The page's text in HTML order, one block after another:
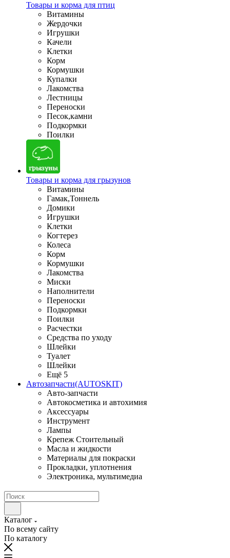
Товары и корма для птиц
Витамины
Жердочки
Игрушки
Качели
Клетки
Корм
Кормушки
Купалки
Лакомства
Лестницы
Переноски
Песок,камни
Подкормки
Поилки
Товары и корма для грызунов
Витамины
Гамак,Тоннель
Домики
Игрушки
Клетки
Когтерез
Колеса
Корм
Кормушки
Лакомства
Миски
Наполнители
Переноски
Подкормки
Поилки
Расчестки
Средства по уходу
Шлейки
Туалет
Шлейки
Ещё 5
Автозапчасти(AUTOSKIT)
Авто-запчасти
Автокосметика и автохимия
Аксессуары
Инструмент
Лампы
Крепеж Стоительный
Масла и жидкости
Материалы для покраски
Прокладки, уплотнения
Электроника, мультимедиа
Каталог
По всему сайту
По каталогу